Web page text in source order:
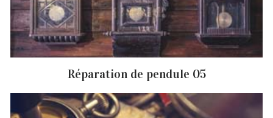
Réparation de pendule 05